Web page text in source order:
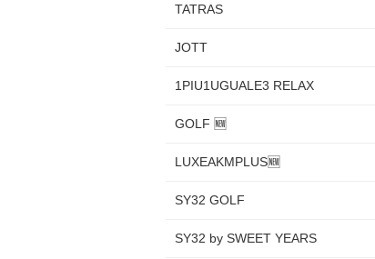
TATRAS
JOTT
1PIU1UGUALE3 RELAX
GOLF 🆕
LUXEAKMPLUS🆕
SY32 GOLF
SY32 by SWEET YEARS